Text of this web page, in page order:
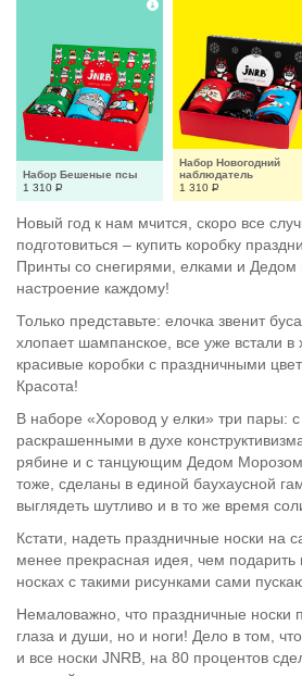
Набор Бешеные псы
1 310 Р
Набор Новогодний
наблюдатель
1 310 Р
Новый год к нам мчится, скоро все
подготовиться – купить коробку
Принты со снегирями, елками и
настроение каждому!
Только представьте: елочка звенит
хлопает шампанское, все уже встали в
красивые коробки с праздничными
Красота!
В наборе «Хоровод у елки» три пары: с
раскрашенными в духе
рябине и с танцующим Дедом
тоже, сделаны в единой баухаусной
выглядеть шутливо и в то же время
Кстати, надеть праздничные носки на
менее прекрасная идея, чем подарить
носках с такими рисунками сами
Немаловажно, что праздничные носки
глаза и души, но и ноги! Дело в том,
и все носки JNRB, на 80 процентов